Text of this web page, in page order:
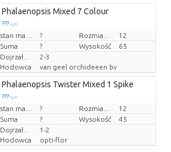
Phalaenopsis Mixed 7 Colour
??? -,--
Cena za sztukę
?
12
Suma
? Wysokość
65
Dojrzałość
2-3
Hodowca
van geel orchideeen bv
Phalaenopsis Twister Mixed 1 Spike
??? -,--
Cena za sztukę
?
12
Suma
? Wysokość
45
Dojrzałość
1-2
Hodowca
opti-flor